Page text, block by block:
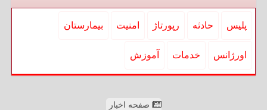
پلیس حادثه رپورتاژ امنیت بیمارستان
اورژانس خدمات آموزش
صفحه اخبار